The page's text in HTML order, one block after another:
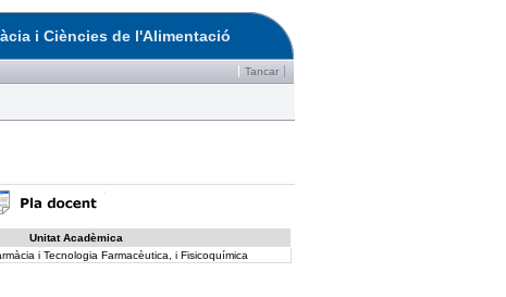
i Ciències de l'Alimentació
Tancar
Unitat Acadèmica
i Tecnologia Farmacèutica, i Fisicoquímica